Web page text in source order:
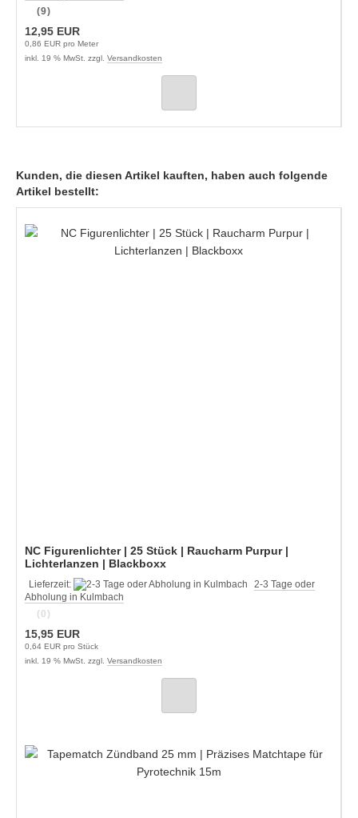
(9)
12,95 EUR
0,86 EUR pro Meter
inkl. 19 % MwSt. zzgl. Versandkosten
Kunden, die diesen Artikel kauften, haben auch folgende
Artikel bestellt:
NC Figurenlichter | 25 Stück | Raucharm Purpur |
Lichterlanzen | Blackboxx
Lieferzeit:
2-3 Tage oder
Abholung in Kulmbach
(0)
15,95 EUR
0,64 EUR pro Stück
inkl. 19 % MwSt. zzgl. Versandkosten